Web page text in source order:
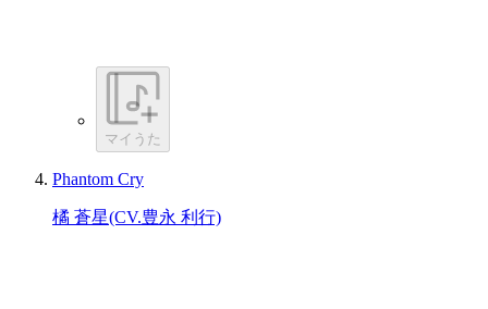
マイうた
Phantom Cry
橘 蒼星(CV.豊永 利行)